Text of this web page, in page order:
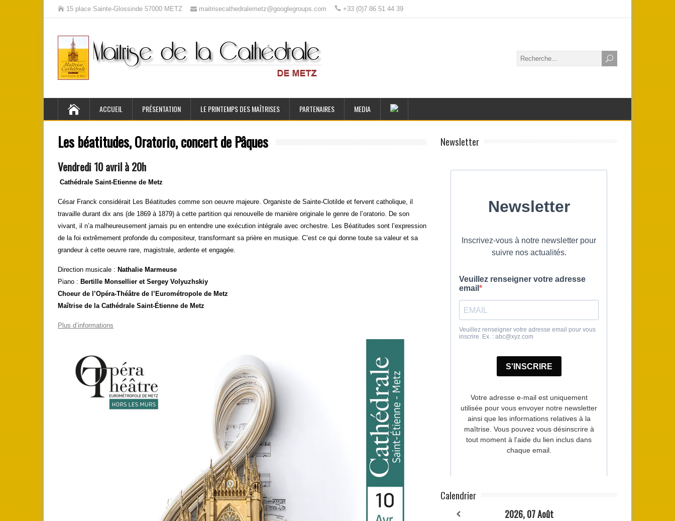
15 place Sainte-Glossinde 57000 METZ maitrisecathedralemetz@googlegroups.com +33 (0)7 86 51 44 39
ACCUEIL PRÉSENTATION LE PRINTEMPS DES MAÎTRISES PARTENAIRES MEDIA
Les béatitudes, Oratorio, concert de Pâques
Vendredi 10 avril à 20h
Cathédrale Saint-Etienne de Metz
César Franck considérait Les Béatitudes comme son oeuvre majeure. Organiste de Sainte-Clotilde et fervent catholique, il
travaille durant dix ans (de 1869 à 1879) à cette partition qui renouvelle de manière originale le genre de l’oratorio. De son
vivant, il n’a malheureusement jamais pu en entendre une exécution intégrale avec orchestre. Les Béatitudes sont l’expression
de la foi extrêmement profonde du compositeur, transformant sa prière en musique. C’est ce qui donne toute sa valeur et sa
grandeur à cette oeuvre rare, magistrale, ardente et engagée.
Direction musicale : Nathalie Marmeuse
Piano : Bertille Monsellier et Sergey Volyuzhskiy
Choeur de l’Opéra-Théâtre de l’Eurométropole de Metz
Maîtrise de la Cathédrale Saint-Étienne de Metz
Plus d’informations
Newsletter
Calendrier
2026, 07 Août